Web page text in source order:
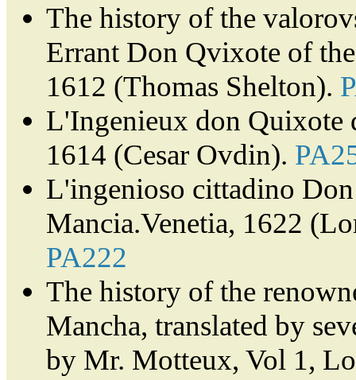
The history of the
Errant Don Qvixote of
1612 (Thomas Shelton).
L'Ingenieux don Quixote
1614 (Cesar Ovdin).
L'ingenioso cittadino
Mancia.Venetia, 1622
PA222
The history of the
Mancha, translated by
by Mr. Motteux, Vol 1,